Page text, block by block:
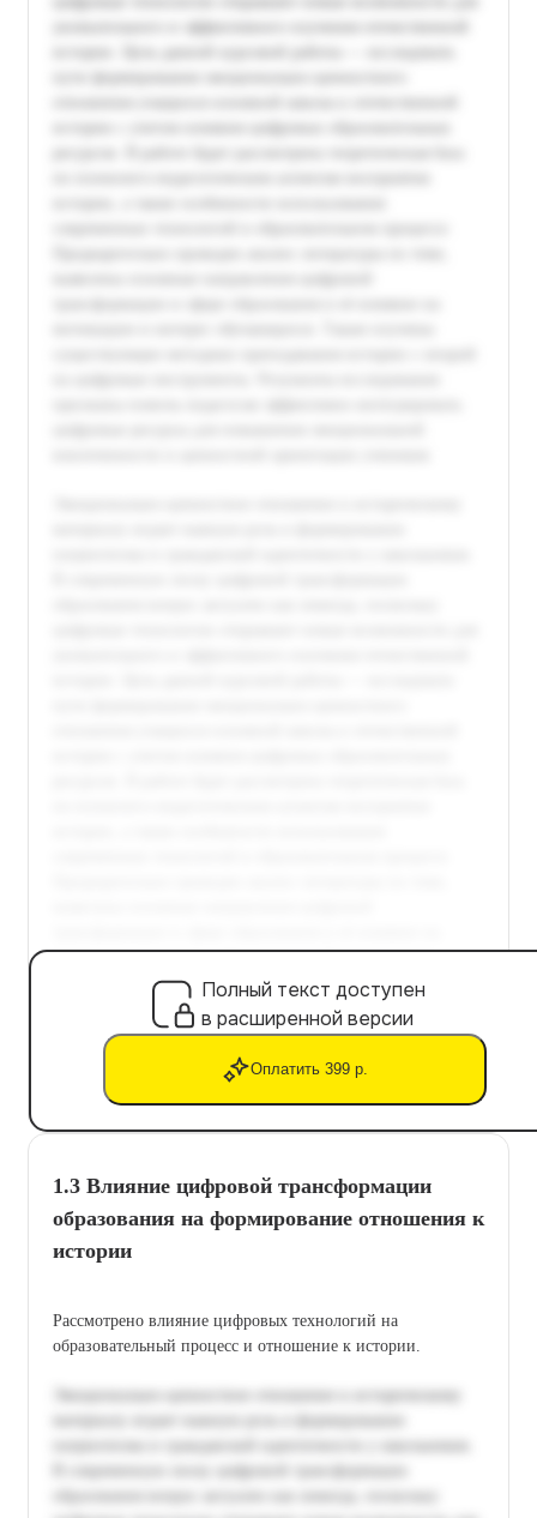
Полный текст доступен
в расширенной версии
Оплатить 399 р.
1.3 Влияние цифровой трансформации
образования на формирование отношения к
истории
Рассмотрено влияние цифровых технологий на
образовательный процесс и отношение к истории.